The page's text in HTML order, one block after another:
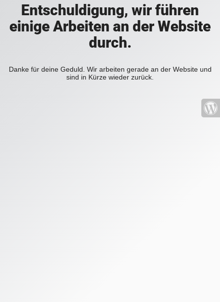
Entschuldigung, wir führen
einige Arbeiten an der Website
durch.
Danke für deine Geduld. Wir arbeiten gerade an der Website und
sind in Kürze wieder zurück.